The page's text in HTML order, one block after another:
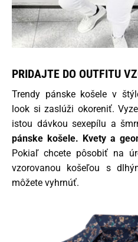
PRIDAJTE DO OUTFITU
Trendy pánske košele v
look si zaslúži okoreniť.
istou dávkou sexepílu a
pánske košele. Kvety a
Pokiaľ chcete pôsobiť na
vzorovanou košeľou s
môžete vyhrnúť.